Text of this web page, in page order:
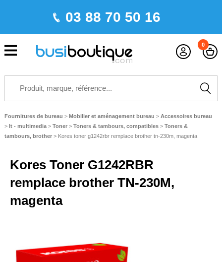
03 88 70 50 16
0
Fournitures de bureau > Mobilier et aménagement bureau > Accessoires bureau
> It - multimedia > Toner > Toners & tambours, compatibles > Toners &
tambours, brother> Kores toner g1242rbr remplace brother tn-230m, magenta
Kores Toner G1242RBR
remplace brother TN-230M,
magenta